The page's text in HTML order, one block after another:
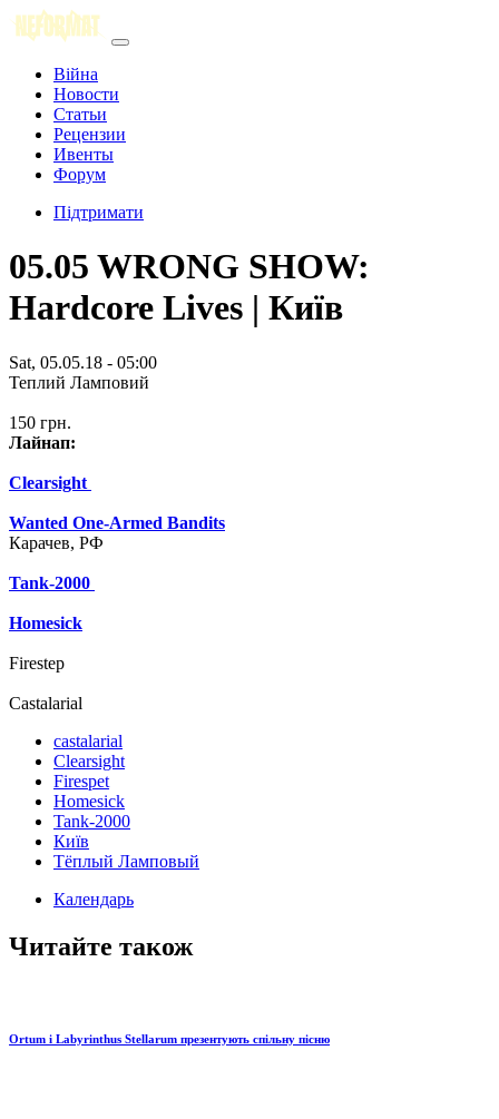
Війна
Новости
Статьи
Рецензии
Ивенты
Форум
Підтримати
05.05 WRONG SHOW:
Hardcore Lives | Київ
Sat, 05.05.18 - 05:00
Теплий Ламповий
150 грн.
Лайнап:
Clearsight
Wanted One-Armed Bandits
Карачев, РФ
Tank-2000
Homesick
Firestep
Castalarial
castalarial
Clearsight
Firespet
Homesick
Tank-2000
Київ
Тёплый Ламповый
Календарь
Читайте також
Ortum і Labyrinthus Stellarum презентують спільну пісню